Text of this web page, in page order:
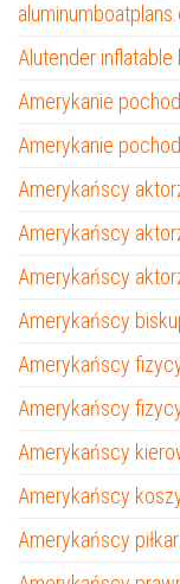
Alutender inflatable
Amerykanie
Amerykanie
Amerykańscy
Amerykańscy
Amerykańscy
Amerykańscy
Amerykańscy
Amerykańscy
Amerykańscy
Amerykańscy
Amerykańscy